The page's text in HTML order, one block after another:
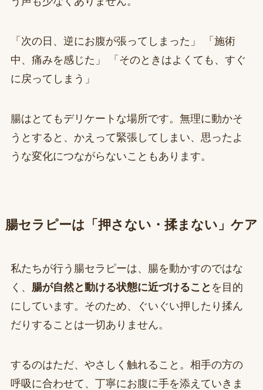
「次の日、逆にお腹が張ってしまった」 「施術
中、痛みを感じた」 「そのときはよくても、すぐ
に戻ってしまう」
腸はとてもデリケートな場所です。無理に動かそ
うとすると、かえって緊張してしまい、思ったよ
うな変化につながらないこともあります。
腸セラピーは「押さない・揉まない」ケア
私たちが行う腸セラピーは、腸を動かすのではな
く、 腸が自然と動ける状態に近づけること を目的
にしています。そのため、ぐいぐい押したり揉ん
だりすることは一切ありません。
するのはただ、やさしく触れること。相手の方の
呼吸に合わせて、丁寧にお腹に手を添えていきま